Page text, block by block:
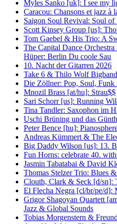
Myles Sanko [uk]: I see my
Caracou: Chansons et jazz à
Saigon Soul Revival: Soul
Scott Kinsey Group [us]:
Tom Gaebel & His Trio: A
The Capital Dance
Hüper: Berlin Du coole Sau
10. Nacht der Gitarren 2026
Take 6 & Thilo Wolf Bigband
Die Zöllner: Pop, Soul, Funk
Mnozil Brass [at/hu]: Strau$$
Sari Schorr [us]: Running
Tina Tandler: Saxophon im
Uschi Brüning und das
Peter Bence [hu]:
Andreas Kümmert & The
Big Daddy Wilson [us]: 13.
Fun Horns: celebrate 40.
Jasmin Tabatabai & David
Thomas Stelzer Trio: Blues
Clouth, Clark & Seck [d/sn]:
El Flecha Negra [cl/br/pe/d]:
Grigor Shagoyan Quartett
Jazz & Global Sounds
Tobias Morgenstern &